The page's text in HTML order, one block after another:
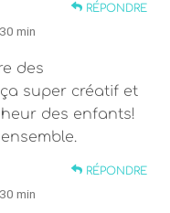
RÉPONDRE
min
des
super créatif et
des enfants!
RÉPONDRE
min